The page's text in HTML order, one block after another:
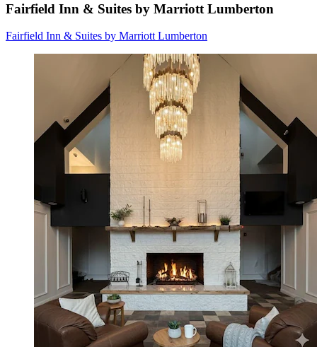
Fairfield Inn & Suites by Marriott Lumberton
Fairfield Inn & Suites by Marriott Lumberton